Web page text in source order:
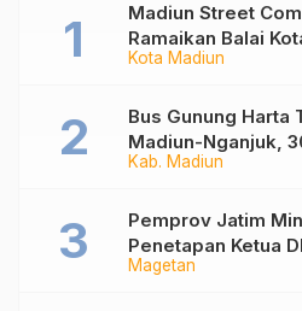
Kota Madiun
Madiun Street
Ramaikan Balai
Anak Muda dari
Kab. Madiun
Bus Gunung Harta
Madiun-Nganjuk,
Magetan
Pemprov Jatim
Penetapan Ketua